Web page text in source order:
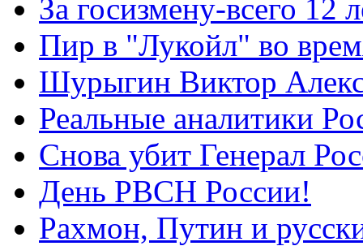
За госизмену-всего 12
Пир в "Лукойл" во
Шурыгин Виктор
Реальные аналитики
Снова убит Генерал
День РВСН России!
Рахмон, Путин и